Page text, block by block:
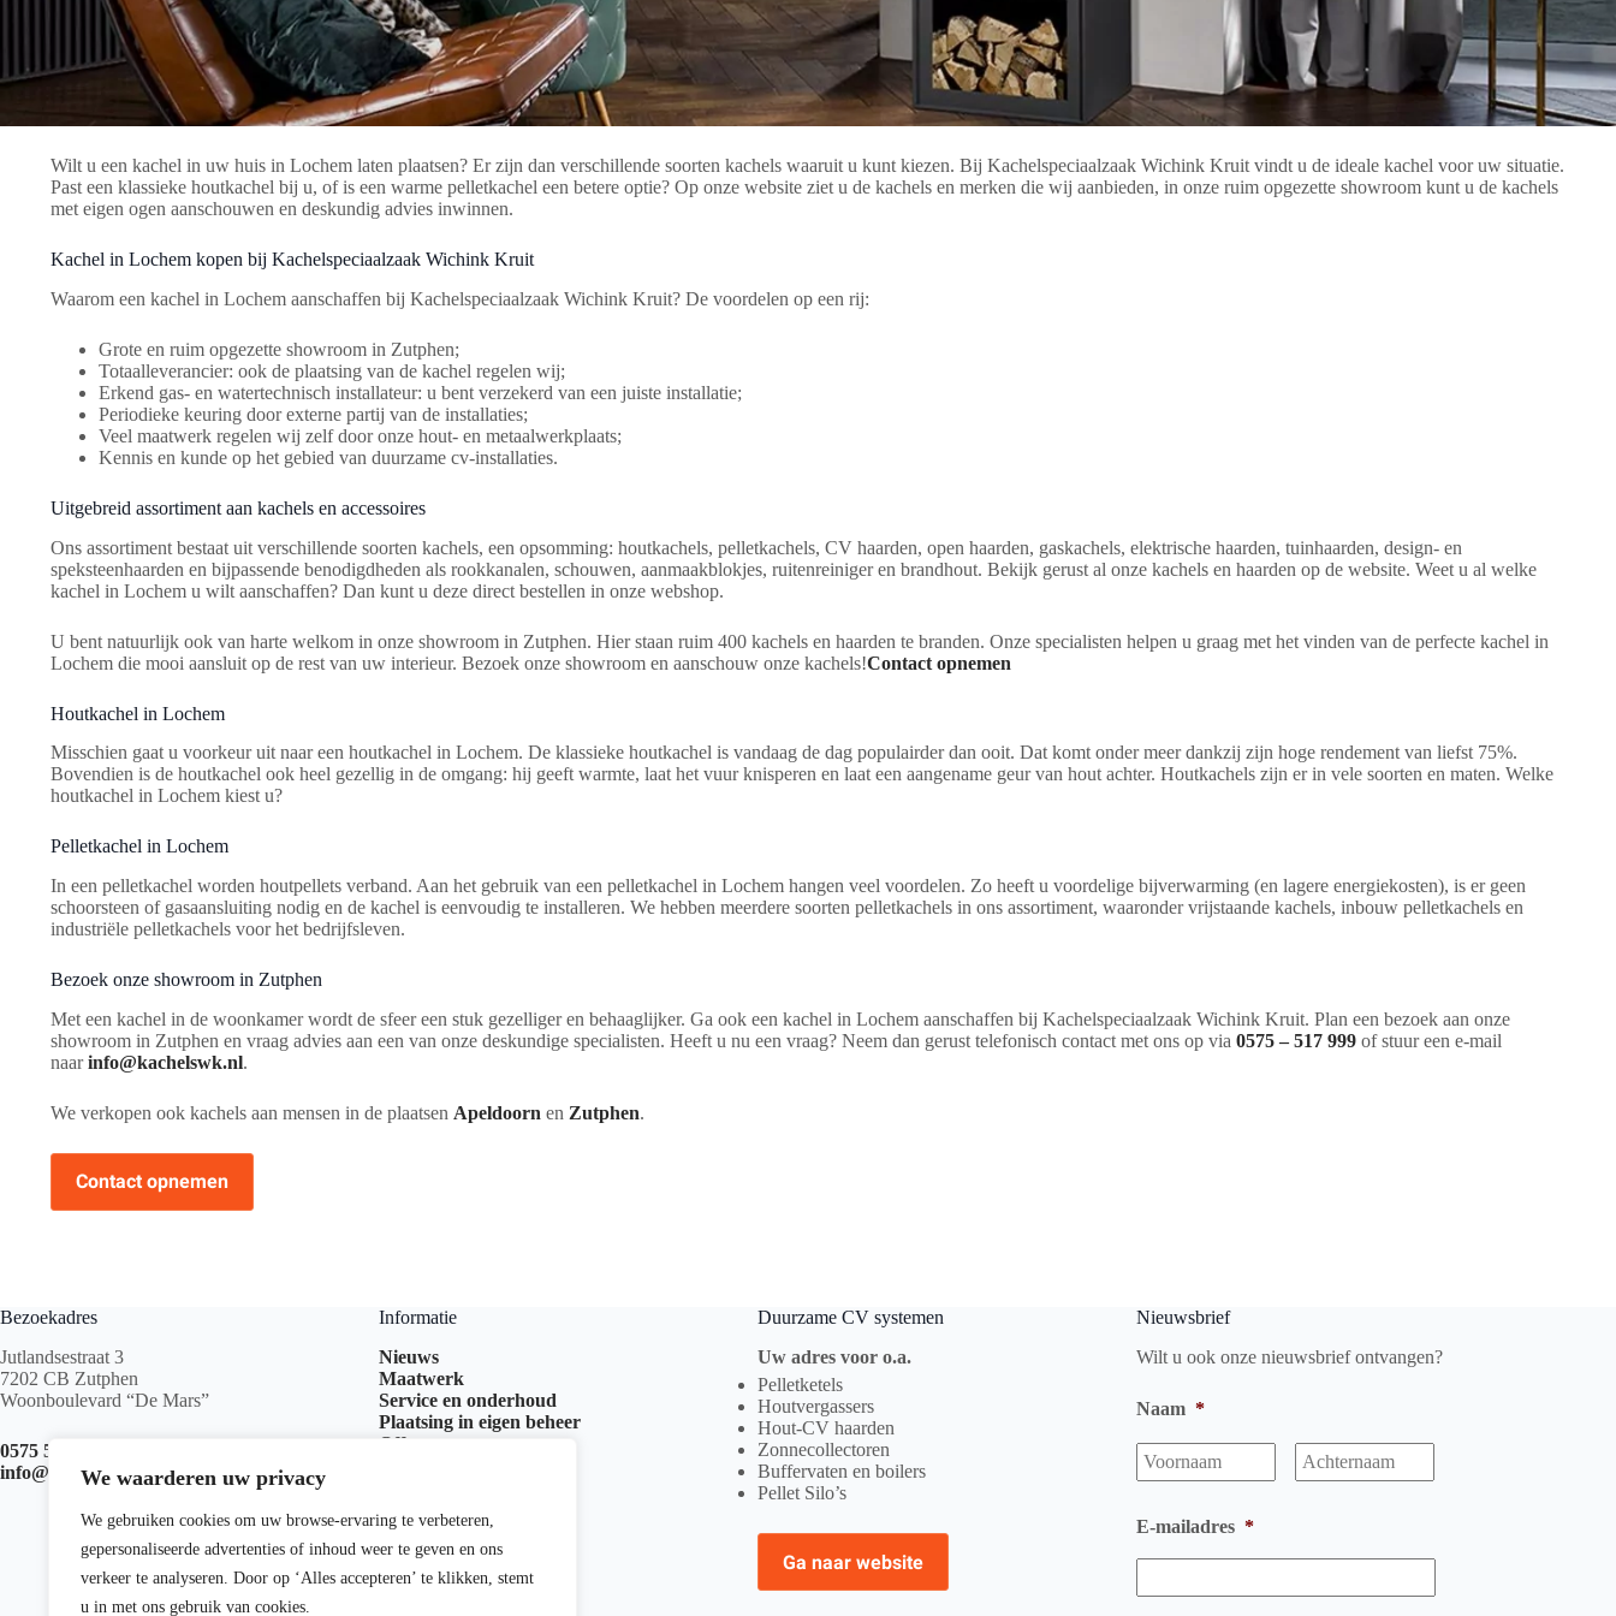
We waarderen uw privacy
We gebruiken cookies om uw browse-ervaring te verbeteren,
gepersonaliseerde advertenties of inhoud weer te geven en ons
verkeer te analyseren. Door op ‘Alles accepteren’ te klikken, stemt
u in met ons gebruik van cookies.
Wilt u een kachel in uw huis in Lochem laten plaatsen? Er zijn dan verschillende soorten kachels waaruit u kunt kiezen. Bij Kachelspeciaalzaak Wichink Kruit vindt u de ideale kachel voor uw situatie.
Past een klassieke houtkachel bij u, of is een warme pelletkachel een betere optie? Op onze website ziet u de kachels en merken die wij aanbieden, in onze ruim opgezette showroom kunt u de kachels
met eigen ogen aanschouwen en deskundig advies inwinnen.
Kachel in Lochem kopen bij Kachelspeciaalzaak Wichink Kruit
Waarom een kachel in Lochem aanschaffen bij Kachelspeciaalzaak Wichink Kruit? De voordelen op een rij:
Grote en ruim opgezette showroom in Zutphen;
Totaalleverancier: ook de plaatsing van de kachel regelen wij;
Erkend gas- en watertechnisch installateur: u bent verzekerd van een juiste installatie;
Periodieke keuring door externe partij van de installaties;
Veel maatwerk regelen wij zelf door onze hout- en metaalwerkplaats;
Kennis en kunde op het gebied van duurzame cv-installaties.
Uitgebreid assortiment aan kachels en accessoires
Ons assortiment bestaat uit verschillende soorten kachels, een opsomming: houtkachels, pelletkachels, CV haarden, open haarden, gaskachels, elektrische haarden, tuinhaarden, design- en
speksteenhaarden en bijpassende benodigdheden als rookkanalen, schouwen, aanmaakblokjes, ruitenreiniger en brandhout. Bekijk gerust al onze kachels en haarden op de website. Weet u al welke
kachel in Lochem u wilt aanschaffen? Dan kunt u deze direct bestellen in onze webshop.
U bent natuurlijk ook van harte welkom in onze showroom in Zutphen. Hier staan ruim 400 kachels en haarden te branden. Onze specialisten helpen u graag met het vinden van de perfecte kachel in
Lochem die mooi aansluit op de rest van uw interieur. Bezoek onze showroom en aanschouw onze kachels!Contact opnemen
Houtkachel in Lochem
Misschien gaat u voorkeur uit naar een houtkachel in Lochem. De klassieke houtkachel is vandaag de dag populairder dan ooit. Dat komt onder meer dankzij zijn hoge rendement van liefst 75%.
Bovendien is de houtkachel ook heel gezellig in de omgang: hij geeft warmte, laat het vuur knisperen en laat een aangename geur van hout achter. Houtkachels zijn er in vele soorten en maten. Welke
houtkachel in Lochem kiest u?
Pelletkachel in Lochem
In een pelletkachel worden houtpellets verband. Aan het gebruik van een pelletkachel in Lochem hangen veel voordelen. Zo heeft u voordelige bijverwarming (en lagere energiekosten), is er geen
schoorsteen of gasaansluiting nodig en de kachel is eenvoudig te installeren. We hebben meerdere soorten pelletkachels in ons assortiment, waaronder vrijstaande kachels, inbouw pelletkachels en
industriële pelletkachels voor het bedrijfsleven.
Bezoek onze showroom in Zutphen
Met een kachel in de woonkamer wordt de sfeer een stuk gezelliger en behaaglijker. Ga ook een kachel in Lochem aanschaffen bij Kachelspeciaalzaak Wichink Kruit. Plan een bezoek aan onze
showroom in Zutphen en vraag advies aan een van onze deskundige specialisten. Heeft u nu een vraag? Neem dan gerust telefonisch contact met ons op via 0575 – 517 999 of stuur een e-mail
naarinfo@kachelswk.nl.
We verkopen ook kachels aan mensen in de plaatsen Apeldoorn en Zutphen.
Contact opnemen
Bezoekadres
Jutlandsestraat 3
7202 CB Zutphen
Woonboulevard “De Mars”
0575 517 999
info@kachelswk.nl
Informatie
Nieuws
Maatwerk
Service en onderhoud
Plaatsing in eigen beheer
Offerte aanvragen
Duurzame CV systemen
Uw adres voor o.a.
Pelletketels
Houtvergassers
Hout-CV haarden
Zonnecollectoren
Buffervaten en boilers
Pellet Silo’s
Ga naar website
Nieuwsbrief
Wilt u ook onze nieuwsbrief ontvangen?
Naam *
Voornaam
E-mailadres *